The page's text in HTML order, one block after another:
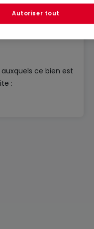
ce bien est
:
Autoriser tout